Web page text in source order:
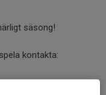
säsong!
kontakta: